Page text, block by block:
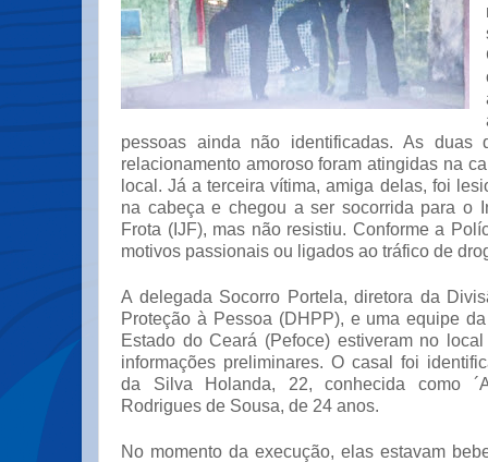
pessoas ainda não identificadas. As duas
relacionamento amoroso foram atingidas na
local. Já a terceira vítima, amiga delas, foi
na cabeça e chegou a ser socorrida para o
Frota (IJF), mas não resistiu. Conforme a
motivos passionais ou ligados ao tráfico de
A delegada Socorro Portela, diretora da
Proteção à Pessoa (DHPP), e uma equipe
Estado do Ceará (Pefoce) estiveram no
informações preliminares. O casal foi
da Silva Holanda, 22, conhecida como
Rodrigues de Sousa, de 24 anos.
No momento da execução, elas estavam